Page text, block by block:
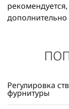
дополнительно
Регулировка
фурнитуры